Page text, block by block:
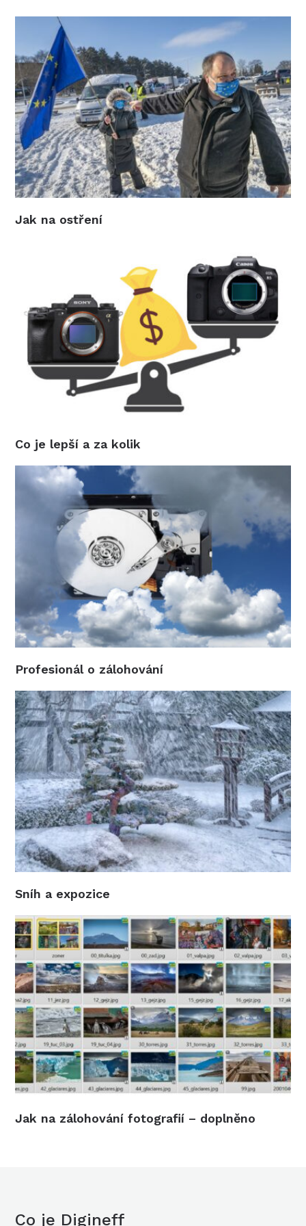
Jak na ostření
Co je lepší a za kolik
Profesionál o zálohování
Sníh a expozice
Jak na zálohování fotografií – doplněno
Co je Digineff